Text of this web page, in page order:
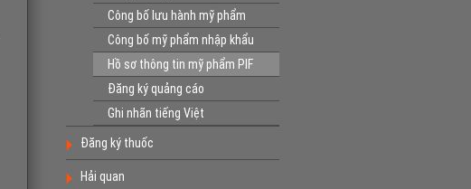
Công bố lưu hành mỹ phẩm
Công bố mỹ phẩm nhập khẩu
Hồ sơ thông tin mỹ phẩm PIF
Đăng ký quảng cáo
Ghi nhãn tiếng Việt
Đăng ký thuốc
Hải quan